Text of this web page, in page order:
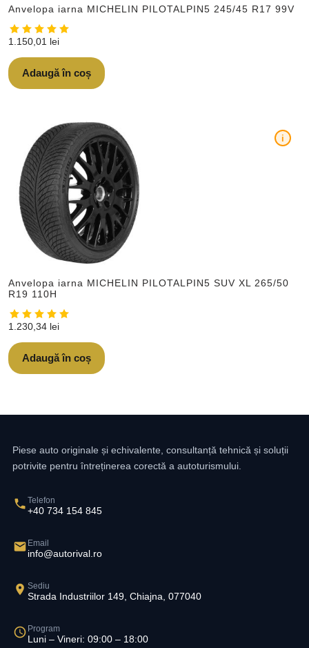
Anvelopa iarna MICHELIN PILOTALPIN5 245/45 R17 99V
1.150,01 lei
Adaugă în coș
Anvelopa iarna MICHELIN PILOTALPIN5 SUV XL 265/50
R19 110H
i
1.230,34 lei
Adaugă în coș
Piese auto originale și echivalente, consultanță tehnică și soluții
potrivite pentru întreținerea corectă a autoturismului.
Telefon
+40 734 154 845
Email
info@autorival.ro
Sediu
Strada Industriilor 149, Chiajna, 077040
Program
Luni – Vineri: 09:00 – 18:00